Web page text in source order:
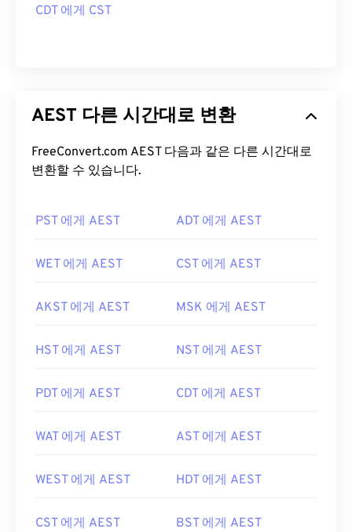
CDT 에게 CST
AEST 다른 시간대로 변환
FreeConvert.com AEST 다음과 같은 다른 시간대로
변환할 수 있습니다.
PST 에게 AEST ADT 에게 AEST
WET 에게 AEST CST 에게 AEST
AKST 에게 AEST MSK 에게 AEST
HST 에게 AEST NST 에게 AEST
PDT 에게 AEST CDT 에게 AEST
WAT 에게 AEST AST 에게 AEST
WEST 에게 AEST HDT 에게 AEST
CST 에게 AEST BST 에게 AEST